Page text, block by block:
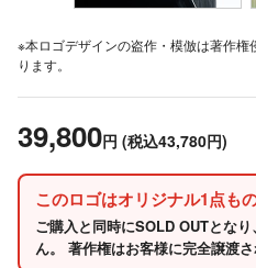
※本ロゴデザインの盗作・模倣は著作
ります。
39,800円 (税込43,780円)
このロゴはオリジナル1点も
ご購入と同時にSOLD OUTとな
ん。 著作権はお客様に完全譲渡さ